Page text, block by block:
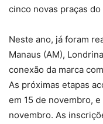
cinco novas praças do
Neste ano, já foram
Manaus (AM),
conexão da marca
As próximas etapas
em 15 de novembro,
novembro. As